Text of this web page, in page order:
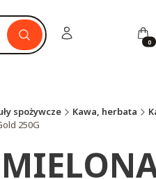
Szukaj
Zaloguj się
spożywcze Kawa, herbata
250G